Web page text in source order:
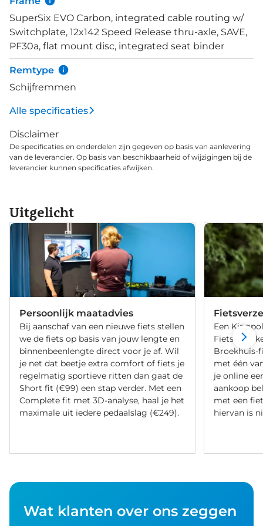
SuperSix EVO Carbon, integrated cable routing w/
Switchplate, 12x142 Speed Release thru-axle, SAVE,
PF30a, flat mount disc, integrated seat binder
Remtype
Schijfremmen
Alle specificaties
Disclaimer
De specificaties en onderdelen zijn gegeven op basis van aanlevering
van de leverancier. Op basis van beschikbaarheid of wijzigingen bij de
leverancier kunnen specificaties afwijken.
Uitgelicht
Persoonlijk maatadvies
Bij aanschaf van een nieuwe fiets stellen
we de fiets op basis van jouw lengte en
binnenbeenlengte direct voor je af. Wil
je net dat beetje extra comfort of fiets je
regelmatig sportieve ritten dan gaat de
Short fit (€99) een stap verder. Met een
Complete fit met 3D-analyse, haal je het
maximale uit iedere pedaalslag (€249).
Een
Broekhuis-
met één
je online
aankoop
met een
hiervan is
Wat klanten over ons zeggen